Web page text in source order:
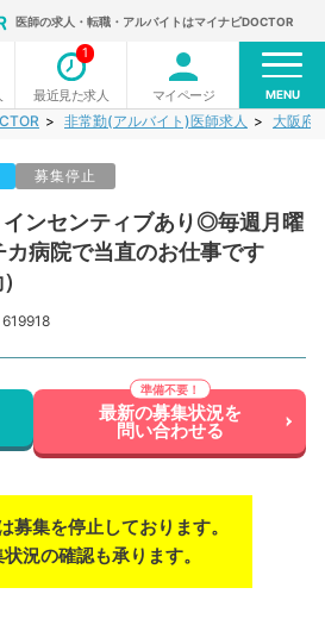
医師の求人・転職・アルバイトはマイナビDOCTOR
最近見た求人
1
マイページ MENU
非常勤(アルバイト)医師求人 大阪府
募集停止
インセンティブあり◎毎週月曜
病院で当直のお仕事です
最新の募集状況を
問い合わせる
募集を停止しております。
況の確認も承ります。